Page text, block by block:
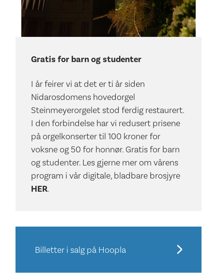
Gratis for barn og studenter
I år feirer vi at det er ti år siden
Nidarosdomens hovedorgel
Steinmeyerorgelet stod ferdig restaurert.
I den forbindelse har vi redusert prisene
på orgelkonserter til 100 kroner for
voksne og 50 for honnør. Gratis for barn
og studenter. Les gjerne mer om vårens
program i vår digitale, bladbare brosjyre
HER.
Billetter i salg på Hoopla